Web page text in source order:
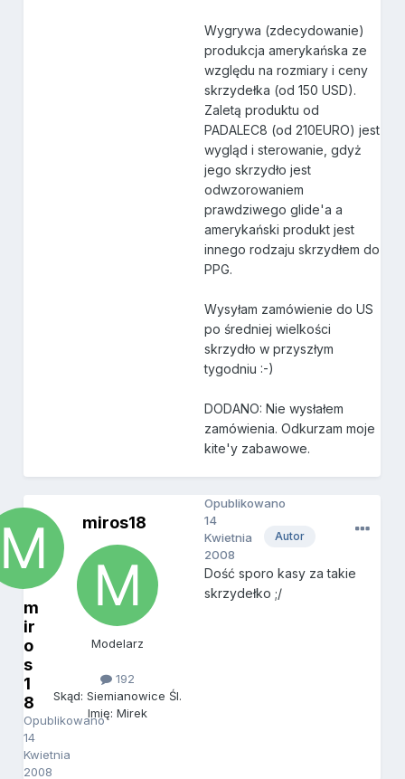
Wygrywa (zdecydowanie)
produkcja amerykańska ze
względu na rozmiary i ceny
skrzydełka (od 150 USD).
Zaletą produktu od
PADALEC8 (od 210EURO) jest
wygląd i sterowanie, gdyż
jego skrzydło jest
odwzorowaniem
prawdziwego glide'a a
amerykański produkt jest
innego rodzaju skrzydłem do
PPG.
Wysyłam zamówienie do US
po średniej wielkości
skrzydło w przyszłym
tygodniu :-)
DODANO: Nie wysłałem
zamówienia. Odkurzam moje
kite'y zabawowe.
m
ir
o
s
1
8
Opublikowano
14
Kwietnia
2008
miros18
Modelarz
192
Skąd: Siemianowice Śl.
Imię: Mirek
Autor
Opublikowano
14
Kwietnia
2008
Dość sporo kasy za takie
skrzydełko ;/